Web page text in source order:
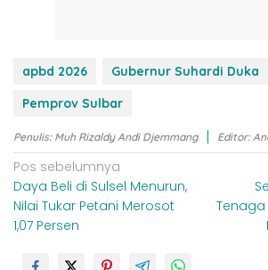
apbd 2026
Gubernur Suhardi Duka
Pemprov Sulbar
Penulis: Muh Rizaldy Andi Djemmang Editor:
N
a
v
Pos sebelumnya
Daya Beli di Sulsel Menurun,
Nilai Tukar Petani Merosot
1,07 Persen